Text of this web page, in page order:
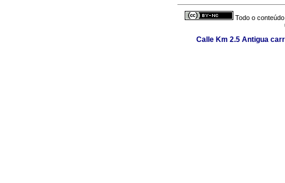
Todo o
Calle Km 2.5 Antigua